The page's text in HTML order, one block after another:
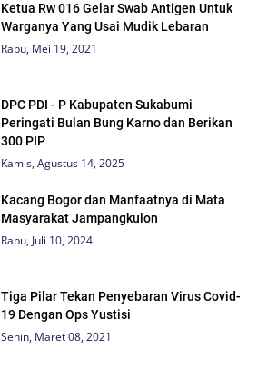
Ketua Rw 016 Gelar Swab Antigen Untuk
Warganya Yang Usai Mudik Lebaran
Rabu, Mei 19, 2021
DPC PDI - P Kabupaten Sukabumi
Peringati Bulan Bung Karno dan Berikan
300 PIP
Kamis, Agustus 14, 2025
Kacang Bogor dan Manfaatnya di Mata
Masyarakat Jampangkulon
Rabu, Juli 10, 2024
Tiga Pilar Tekan Penyebaran Virus Covid-
19 Dengan Ops Yustisi
Senin, Maret 08, 2021